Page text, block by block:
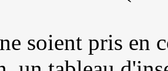
soient pris en